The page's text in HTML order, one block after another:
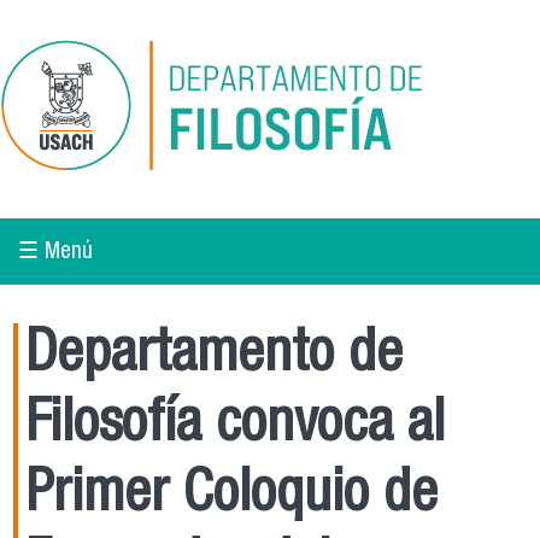
☰ Menú
Departamento de
Filosofía convoca al
Primer Coloquio de